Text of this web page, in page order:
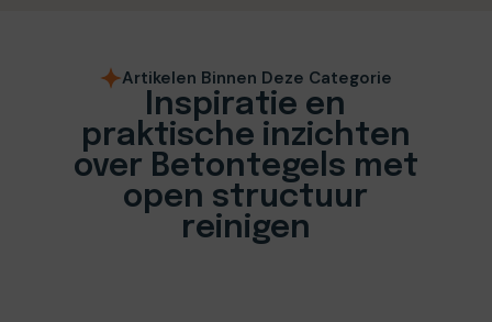
Artikelen Binnen Deze Categorie
Inspiratie en
praktische inzichten
over Betontegels met
open structuur
reinigen